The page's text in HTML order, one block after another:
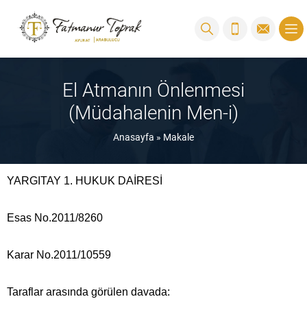
El Atmanın Önlenmesi
(Müdahalenin Men-i)
Anasayfa » Makale
YARGITAY 1. HUKUK DAİRESİ
Esas No.2011/8260
Karar No.2011/10559
Taraflar arasında görülen davada: